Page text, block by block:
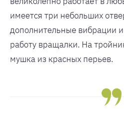
имеется три небольших
дополнительные вибрации
работу вращалки. На
мушка из красных перьев.